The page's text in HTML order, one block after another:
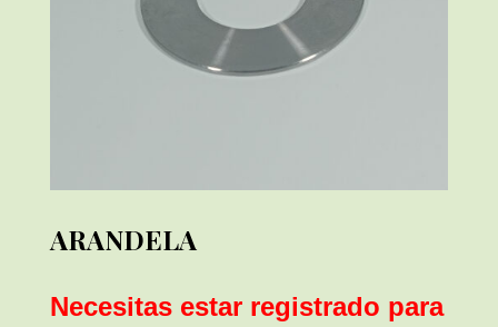
ARANDELA
Necesitas estar registrado para